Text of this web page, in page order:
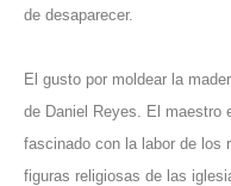
de desaparecer.
El gusto por moldear la
de Daniel Reyes. El maestro
fascinado con la labor de los
figuras religiosas de las